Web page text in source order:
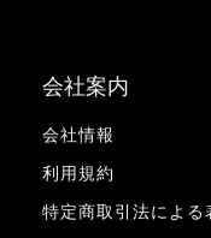
会社案内
会社情報
利用規約
特定商取引法による